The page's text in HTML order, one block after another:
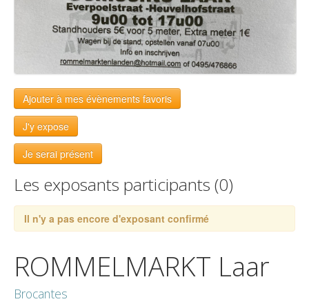
Ajouter à mes évènements favoris
J'y expose
Je serai présent
Les exposants participants (0)
Il n'y a pas encore d'exposant confirmé
ROMMELMARKT Laar
Brocantes